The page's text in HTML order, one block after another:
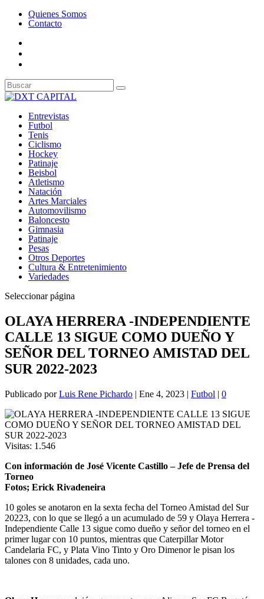
Quienes Somos
Contacto
Entrevistas
Futbol
Tenis
Ciclismo
Hockey
Patinaje
Beisbol
Atletismo
Natación
Artes Marciales
Automovilismo
Baloncesto
Gimnasia
Patinaje
Pesas
Otros Deportes
Cultura & Entretenimiento
Variedades
Seleccionar página
OLAYA HERRERA -INDEPENDIENTE
CALLE 13 SIGUE COMO DUEÑO Y
SEÑOR DEL TORNEO AMISTAD DEL
SUR 2022-2023
Publicado porLuis Rene Pichardo | Ene 4, 2023 | Futbol | 0
Visitas: 1.546
Con información de José Vicente Castillo – Jefe de Prensa del
Torneo
Fotos; Erick Rivadeneira
10 goles se anotaron en la sexta fecha del Torneo Amistad del Sur
20223, con lo que se llegó a un acumulado de 59 y Olaya Herrera -
Independiente Calle 13 sigue como dueño y señor del torneo en el
primer lugar con 10 puntos, mientras que Caterpillar Motor
Candelaria FC, y Plata Vino Tinto y Oro Dimenor le pisan los
talones con 8 unidades, cada uno.